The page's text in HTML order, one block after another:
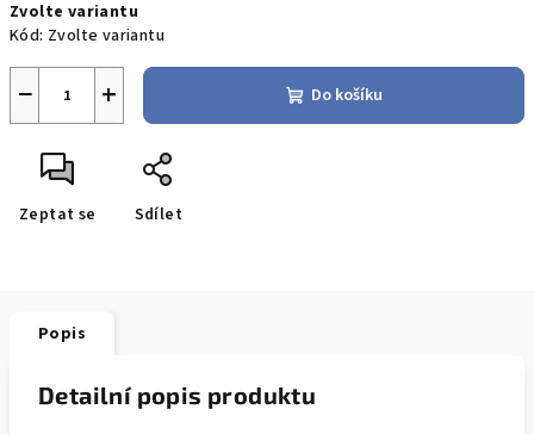
cena:
Zvolte variantu
Kód: Zvolte variantu
+
− Do košíku
Zeptat se Sdílet
Popis
Detailní popis produktu